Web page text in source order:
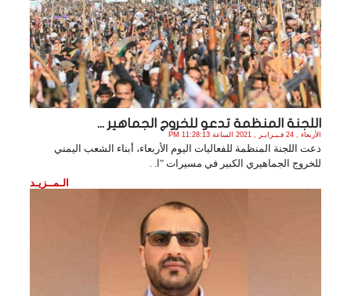
اللجنة المنظمة تدعو للخروج الجماهير ...
الأربعاء , 24 فـبـرايـر , 2021 الساعة 11:28:13 PM
دعت اللجنة المنظمة للفعاليات اليوم الأربعاء، أبناء الشعب اليمني
للخروج الجماهيري الكبير في مسيرات "ا. .
الـمــزيـد